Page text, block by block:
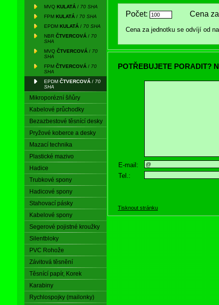
MVQ KULATÁ / 70 SHA
FPM KULATÁ / 70 SHA
EPDM KULATÁ / 70 SHA
NBR ČTVERCOVÁ / 70
SHA
MVQ ČTVERCOVÁ / 70
SHA
FPM ČTVERCOVÁ / 70
SHA
EPDM ČTVERCOVÁ / 70
SHA
Mikroporézní šňůry
Kabelové průchodky
Bezazbestové těsnící desky
Pryžové koberce a desky
Mazací technika
Plastické mazivo
Hadice
Trubkové spony
Hadicové spony
Stahovací pásky
Kabelové spony
Segerové pojistné kroužky
Silentbloky
PVC Rohože
Závitová těsnění
Těsnící papír, Korek
Karabiny
Rychlospojky (mailonky)
Počet: Cena za
Cena za jednotku se odvíjí od
POTŘEBUJETE PORADIT?
E-mail:
Tel.:
Tisknout stránku